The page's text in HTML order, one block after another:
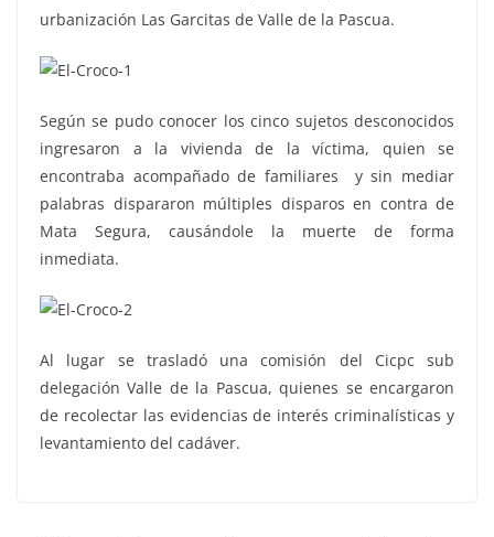
urbanización Las Garcitas de Valle de la Pascua.
Según se pudo conocer los cinco sujetos desconocidos
ingresaron a la vivienda de la víctima, quien se
encontraba acompañado de familiares y sin mediar
palabras dispararon múltiples disparos en contra de
Mata Segura, causándole la muerte de forma
inmediata.
Al lugar se trasladó una comisión del Cicpc sub
delegación Valle de la Pascua, quienes se encargaron
de recolectar las evidencias de interés criminalísticas y
levantamiento del cadáver.